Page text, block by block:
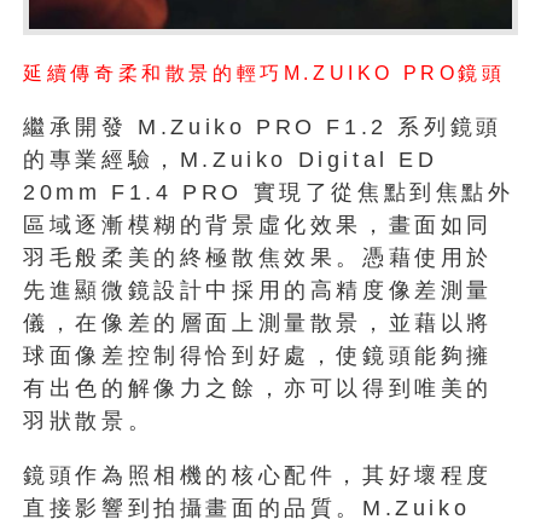
延續傳奇柔和散景的輕巧M.ZUIKO PRO鏡頭
繼承開發 M.Zuiko PRO F1.2 系列鏡頭
的專業經驗，M.Zuiko Digital ED
20mm F1.4 PRO 實現了從焦點到焦點外
區域逐漸模糊的背景虛化效果，畫面如同
羽毛般柔美的終極散焦效果。憑藉使用於
先進顯微鏡設計中採用的高精度像差測量
儀，在像差的層面上測量散景，並藉以將
球面像差控制得恰到好處，使鏡頭能夠擁
有出色的解像力之餘，亦可以得到唯美的
羽狀散景。
鏡頭作為照相機的核心配件，其好壞程度
直接影響到拍攝畫面的品質。M.Zuiko